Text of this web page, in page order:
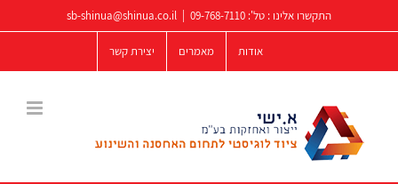
לתוכן
התקשרו אלינו : טל': 09-768-7110
sb-shinua@shinua.co.il
אודות מאמרים יצירת קשר